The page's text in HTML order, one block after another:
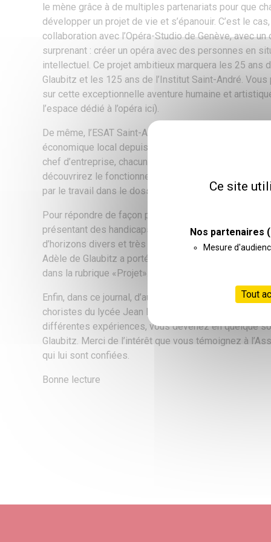
Ce site
Nos partenaires
Mesure
Tout
le mène grâce à de multiples partenariats pour que
développer un projet de vie et s’épanouir. C’est le
collaboration avec l’Opéra-Studio de Genève, avec
surprenant : créer un opéra avec des personnes en
intellectuel. Ce projet ambitieux marquera les 25 ans
Glaubitz et les 125 ans de l’Institut Saint-André.
sur cette exceptionnelle aventure humaine et
l’espace dédié à l’opéra ici).
De même, l’ESAT Saint-André développe de
économique local depuis maintenant 40 ans.
chef d’entreprise, chacun ressort grandi et enrichi par
découvrirez le fonctionnement, le rôle et les missions
par le travail dans le dossier central du journal.
Pour répondre de façon pertinente aux difficultés
présentant des handicaps rares, nous travaillons en
d’horizons divers et très spécialisés. C’est pour cette
Adèle de Glaubitz a porté la création d’une équipe-
dans la rubrique «Projet».
Enfin, dans ce journal, d’autres partenariats sont
choristes du lycée Jean Monnet à Strasbourg… En
différentes expériences, vous devenez en quelque
Glaubitz. Merci de l’intérêt que vous témoignez à
qui lui sont confiées.
Bonne lecture